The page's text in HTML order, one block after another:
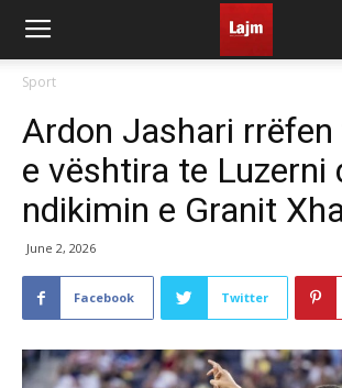
Sport
Ardon Jashari
e vështira te Luzerni
ndikimin e Granit
June 2, 2026
Facebook Twitter